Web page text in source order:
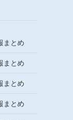
まとめ
まとめ
まとめ
まとめ